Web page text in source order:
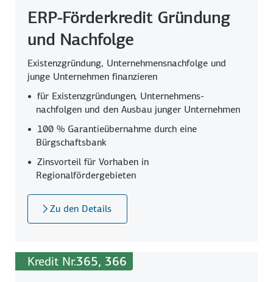
ERP-Förderkredit Gründung
und Nachfolge
Existenzgründung, Unternehmensnachfolge und
junge Unternehmen finanzieren
für Existenzgründungen, Unternehmens­
nachfolgen und den Ausbau junger Unternehmen
100 % Garantie­übernahme durch eine
Bürgschafts­bank
Zinsvorteil für Vorhaben in
Regionalfördergebieten
Zu den Details
Kredit Nr.365, 366